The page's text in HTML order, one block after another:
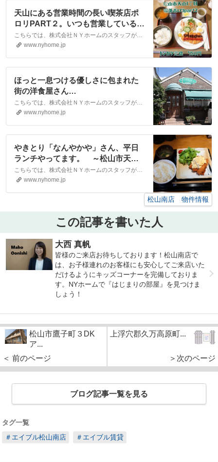
天山にある営業時間の長い喫茶店ポ
ロリPART２。いつも営業していると
いう安心感を与えてくれます。｜松
山市・大洲市の賃貸・不動産なら株
式会社NYホーム
こちらでは、株式会社ＮＹホームのスタッフが執筆したスタッフブログ記事、「天山にある営業時間の長い喫茶店ポロリPART２。いつも営業しているという安心感を与えてくれます。」をご紹介しております。他にも様々なテーマの記事がありますので、お住まい探しの合間にぜひご一読ください！
www.nyhome.jp
ほっと一息つける優しさに包まれた
街の洋食屋さん
「Strawberrycandle」 ～松山市立
花～｜松山市・大洲市の賃貸・不動
産なら株式会社NYホーム
こちらでは、株式会社ＮＹホームのスタッフが執筆したスタッフブログ記事、「ほっと一息つける優しさに包まれた街の洋食屋さん「Strawberrycandle」 ～松山市立花～」をご紹介しております。他にも様々なテーマの記事がありますので、お住まい探しの合間にぜひご一読ください！
www.nyhome.jp
やきとり「なんやかや」さん、平日
ランチやってます。 ～松山市天山
～｜松山市・大洲市の賃貸・不動産
なら株式会社NYホーム
こちらでは、株式会社ＮＹホームのスタッフが執筆したスタッフブログ記事、「やきとり「なんやかや」さん、平日ランチやってます。 ～松山市天山～」をご紹介しております。他にも様々なテーマの記事がありますので、お住まい探しの合間にぜひご一読ください！
www.nyhome.jp
松山南店 物件情報
この記事を書いた人
大西 真帆
皆様のご来店お待ちしております！松山南店で
は、お子様連れのお客様にも安心してご来店いた
だけるようにキッズコーナーを完備しておりま
す。NYホームで『はじまりの部屋』を見つけま
しょう！
松山市鷹子町３DK
ア...
＜ 前のページ
上浮穴郡久万高原町...
＞次のページ
ブログ記事一覧を見る
タグ一覧
＃エイブル松山南店
＃エイブル賃貸